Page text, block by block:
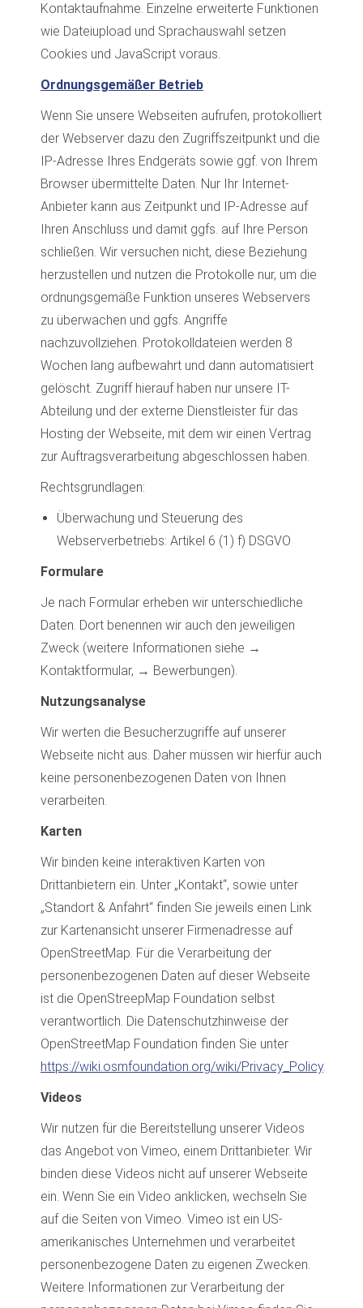
Kontaktaufnahme. Einzelne erweiterte Funktionen
wie Dateiupload und Sprachauswahl setzen
Cookies und JavaScript voraus.
Ordnungsgemäßer Betrieb
Wenn Sie unsere Webseiten aufrufen, protokolliert
der Webserver dazu den Zugriffszeitpunkt und die
IP-Adresse Ihres Endgeräts sowie ggf. von Ihrem
Browser übermittelte Daten. Nur Ihr Internet-
Anbieter kann aus Zeitpunkt und IP-Adresse auf
Ihren Anschluss und damit ggfs. auf Ihre Person
schließen. Wir versuchen nicht, diese Beziehung
herzustellen und nutzen die Protokolle nur, um die
ordnungsgemäße Funktion unseres Webservers
zu überwachen und ggfs. Angriffe
nachzuvollziehen. Protokolldateien werden 8
Wochen lang aufbewahrt und dann automatisiert
gelöscht. Zugriff hierauf haben nur unsere IT-
Abteilung und der externe Dienstleister für das
Hosting der Webseite, mit dem wir einen Vertrag
zur Auftragsverarbeitung abgeschlossen haben.
Rechtsgrundlagen:
Überwachung und Steuerung des
Webserverbetriebs: Artikel 6 (1) f) DSGVO
Formulare
Je nach Formular erheben wir unterschiedliche
Daten. Dort benennen wir auch den jeweiligen
Zweck (weitere Informationen siehe →
Kontaktformular, → Bewerbungen).
Nutzungsanalyse
Wir werten die Besucherzugriffe auf unserer
Webseite nicht aus. Daher müssen wir hierfür auch
keine personenbezogenen Daten von Ihnen
verarbeiten.
Karten
Wir binden keine interaktiven Karten von
Drittanbietern ein. Unter „Kontakt“, sowie unter
„Standort & Anfahrt“ finden Sie jeweils einen Link
zur Kartenansicht unserer Firmenadresse auf
OpenStreetMap. Für die Verarbeitung der
personenbezogenen Daten auf dieser Webseite
ist die OpenStreepMap Foundation selbst
verantwortlich. Die Datenschutzhinweise der
OpenStreetMap Foundation finden Sie unter
https://wiki.osmfoundation.org/wiki/Privacy_Policy.
Videos
Wir nutzen für die Bereitstellung unserer Videos
das Angebot von Vimeo, einem Drittanbieter. Wir
binden diese Videos nicht auf unserer Webseite
ein. Wenn Sie ein Video anklicken, wechseln Sie
auf die Seiten von Vimeo. Vimeo ist ein US-
amerikanisches Unternehmen und verarbeitet
personenbezogene Daten zu eigenen Zwecken.
Weitere Informationen zur Verarbeitung der